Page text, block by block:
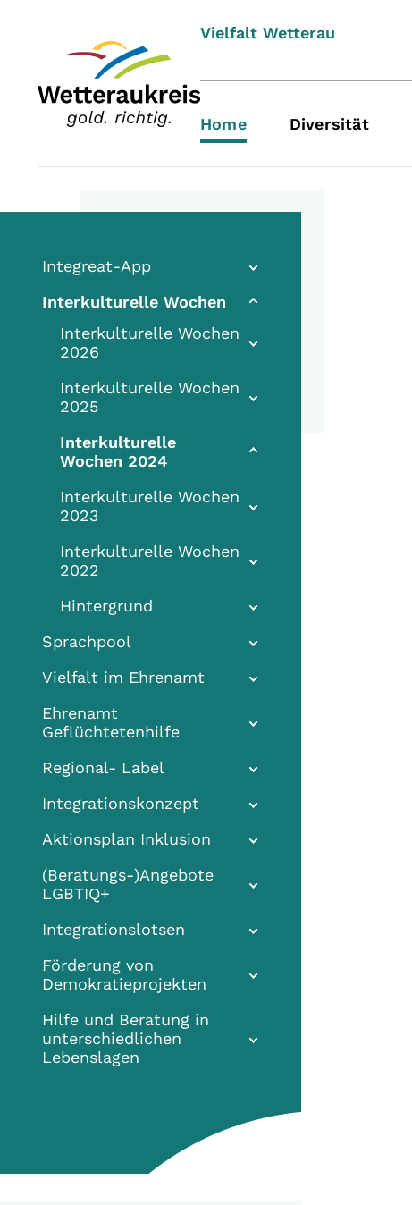
Vielfalt Wetterau
Home Diversität
Integreat-App
Interkulturelle Wochen
Interkulturelle Wochen
2026
Interkulturelle Wochen
2025
Interkulturelle
Wochen 2024
Interkulturelle Wochen
2023
Interkulturelle Wochen
2022
Hintergrund
Sprachpool
Vielfalt im Ehrenamt
Ehrenamt
Geflüchtetenhilfe
Regional- Label
Integrationskonzept
Aktionsplan Inklusion
(Beratungs-)Angebote
LGBTIQ+
Integrationslotsen
Förderung von
Demokratieprojekten
Hilfe und Beratung in
unterschiedlichen
Lebenslagen